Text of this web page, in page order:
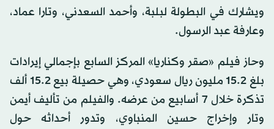
ويشارك في البطولة لبلبة، وأحمد السعدني، وتارا عماد،
وعارفة عبد الرسول.
وحاز فيلم «صقر وكناريا» المركز السابع بإجمالي إيرادات
بلغ 15.2 مليون ريال سعودي، وهي حصيلة بيع 15.2 ألف
تذكرة خلال 7 أسابيع من عرضه. والفيلم من تأليف أيمن
وتار وإخراج حسين المنباوي، وتدور أحداثه حول